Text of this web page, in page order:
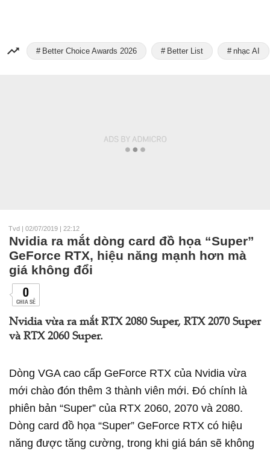
Better Choice Awards 2026 Better List nhạc AI
Tvd | 02/07/2019 | 22:12
Nvidia ra mắt dòng card đồ họa “Super”
GeForce RTX, hiệu năng mạnh hơn mà
giá không đổi
0
CHIA SẺ
Nvidia vừa ra mắt RTX 2080 Super, RTX 2070 Super
và RTX 2060 Super.
Dòng VGA cao cấp GeForce RTX của Nvidia vừa
mới chào đón thêm 3 thành viên mới. Đó chính là
phiên bản “Super” của RTX 2060, 2070 và 2080.
Dòng card đồ họa “Super” GeForce RTX có hiệu
năng được tăng cường, trong khi giá bán sẽ không